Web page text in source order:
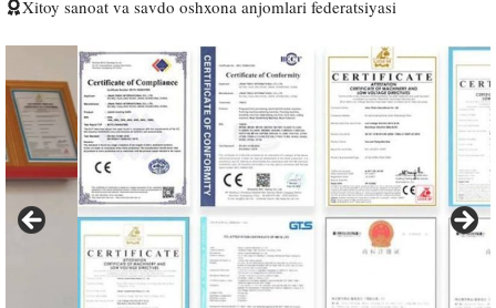
Xitoy sanoat va savdo oshxona anjomlari federatsiyasi